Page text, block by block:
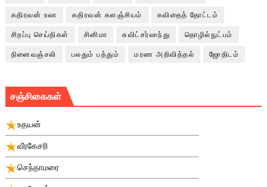
கதிரவன் உலா கதிரவன் களஞ்சியம் கவிதைத் தோட்டம்
சிறப்பு செய்திகள் சினிமா சுவிட்சர்லாந்து தொழில்நுட்பம்
நினைவஞ்சலி பலதும் பத்தும் மரண அறிவித்தல் ஜோதிடம்
சஞ்சிகைகள்
உதயன்
வீரகேசரி
செந்தாமரை